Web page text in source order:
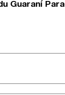
Guaraní